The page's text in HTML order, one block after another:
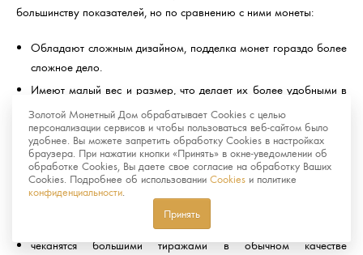
большинству показателей, но по сравнению с ними монеты:
Обладают сложным дизайном, подделка монет гораздо более
сложное дело.
Имеют малый вес и размер, что делает их более удобными в
хранении и реализации.
Памятные и инвестиционные монеты отличаются тем, что
вторые:
не пользуются большим спросом у нумизматов
не имеют художественной ценности
чеканятся большими тиражами в обычном качестве
Золотой Монетный Дом обрабатывает Cookies с целью
персонализации сервисов и чтобы пользоваться веб-сайтом было
удобнее. Вы можете запретить обработку Cookies в настройках
браузера. При нажатии кнопки «Принять» в окне-уведомлении об
обработке Cookies, Вы даете свое согласие на обработку Ваших
Cookies. Подробнее об использовании Cookies и политике
конфиденциальности
Принять